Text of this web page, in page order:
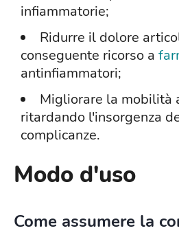
infiammatorie;
Ridurre il dolore
conseguente ricorso a
antinfiammatori;
Migliorare la mobilità
ritardando l'insorgenza
complicanze.
Modo d'uso
Come assumere la